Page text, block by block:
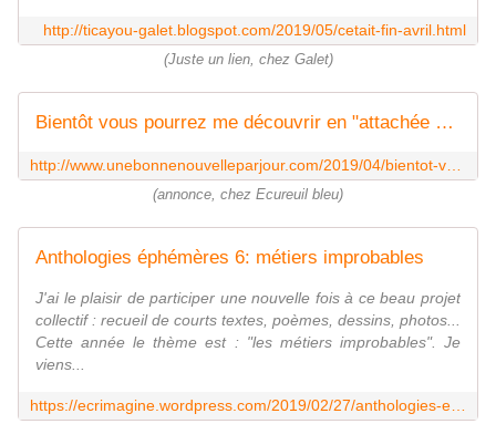
http://ticayou-galet.blogspot.com/2019/05/cetait-fin-avril.html
(Juste un lien, chez Galet)
Bientôt vous pourrez me découvrir en "attachée de presse d'une aigrette garzette"... - Le blog de ecureuilbleu
(annonce, chez Ecureuil bleu)
Anthologies éphémères 6: métiers improbables
J'ai le plaisir de participer une nouvelle fois à ce beau projet
collectif : recueil de courts textes, poèmes, dessins, photos...
Cette année le thème est : "les métiers improbables". Je
viens...